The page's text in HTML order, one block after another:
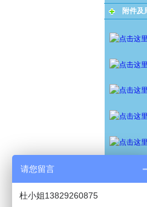
附件及
请您留言
杜小姐13829260875